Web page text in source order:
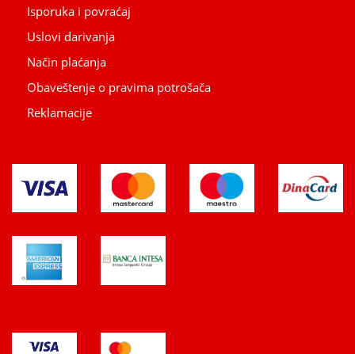
Isporuka i povraćaj
Uslovi darivanja
Način plaćanja
Obaveštenje o pravima potrošača
Reklamacije